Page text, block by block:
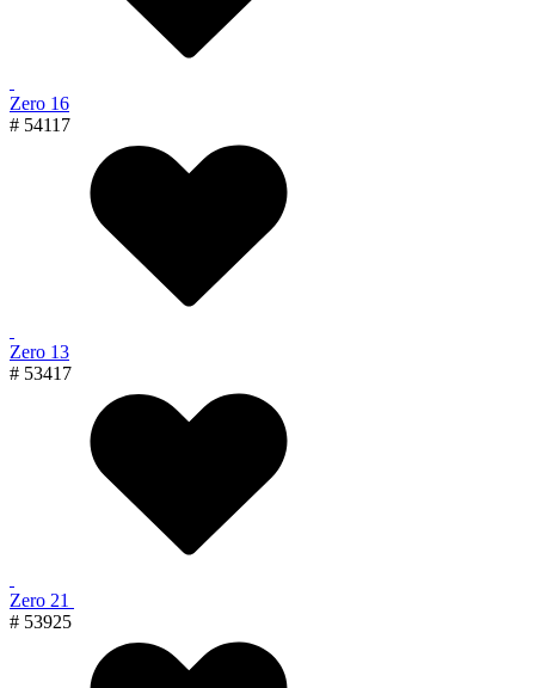
Zero 16
# 54117
Zero 13
# 53417
Zero 21
# 53925